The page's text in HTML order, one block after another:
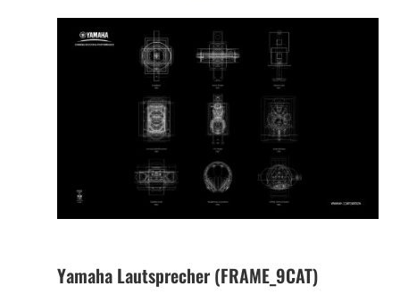
Yamaha Lautsprecher (FRAME_9CAT)